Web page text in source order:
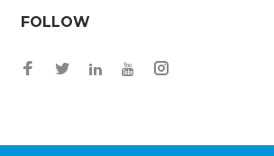
FOLLOW
Facebook
Twitter
Instagram